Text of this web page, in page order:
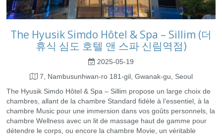
The Hyusik Simdo Hôtel & Spa – Sillim (더
휴식 심도 호텔 앤 스파 신림역점)
2025-05-19
7, Nambusunhwan-ro 181-gil, Gwanak-gu, Seoul
The Hyusik Simdo Hôtel & Spa – Sillim propose un large choix de
chambres, allant de la chambre Standard fidèle à l’essentiel, à la
chambre Music pour une immersion dans vos goûts personnels, la
chambre Wellness avec un lit de massage haut de gamme pour
détendre le corps, ou encore la chambre Movie, un véritable